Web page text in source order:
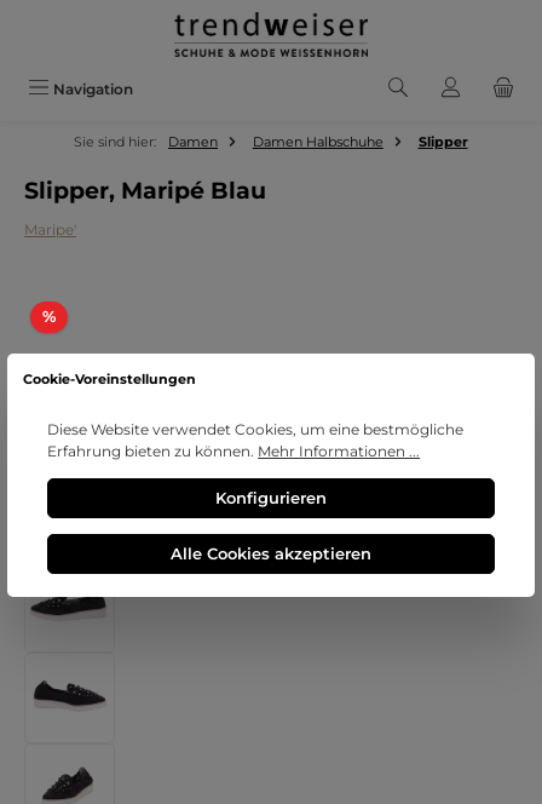
Zum Hauptinhalt springen
Navigation
Sie sind hier: Damen Damen Halbschuhe Slipper
Slipper, Maripé Blau
Maripe'
Bildergalerie überspringen
%Rabatt
Cookie-Voreinstellungen
Diese Website verwendet Cookies, um eine bestmögliche
Erfahrung bieten zu können. Mehr Informationen ...
Konfigurieren
Alle Cookies akzeptieren